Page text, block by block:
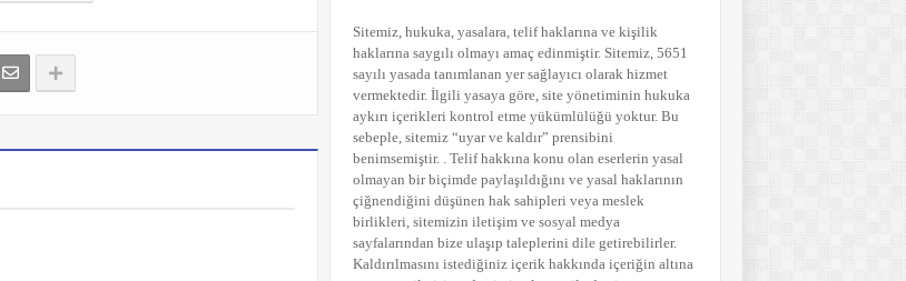
Sitemiz, hukuka, yasalara, telif haklarına ve kişilik
haklarına saygılı olmayı amaç edinmiştir. Sitemiz, 5651
sayılı yasada tanımlanan yer sağlayıcı olarak hizmet
vermektedir. İlgili yasaya göre, site yönetiminin hukuka
aykırı içerikleri kontrol etme yükümlülüğü yoktur. Bu
sebeple, sitemiz “uyar ve kaldır” prensibini
benimsemiştir. . Telif hakkına konu olan eserlerin yasal
olmayan bir biçimde paylaşıldığını ve yasal haklarının
çiğnendiğini düşünen hak sahipleri veya meslek
birlikleri, sitemizin iletişim ve sosyal medya
sayfalarından bize ulaşıp taleplerini dile getirebilirler.
Kaldırılmasını istediğiniz içerik hakkında içeriğin altına